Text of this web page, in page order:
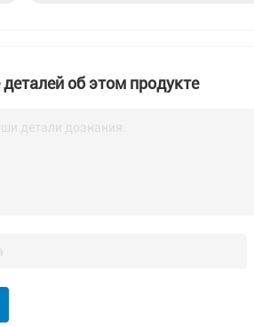
об этом продукте
детали дознания.